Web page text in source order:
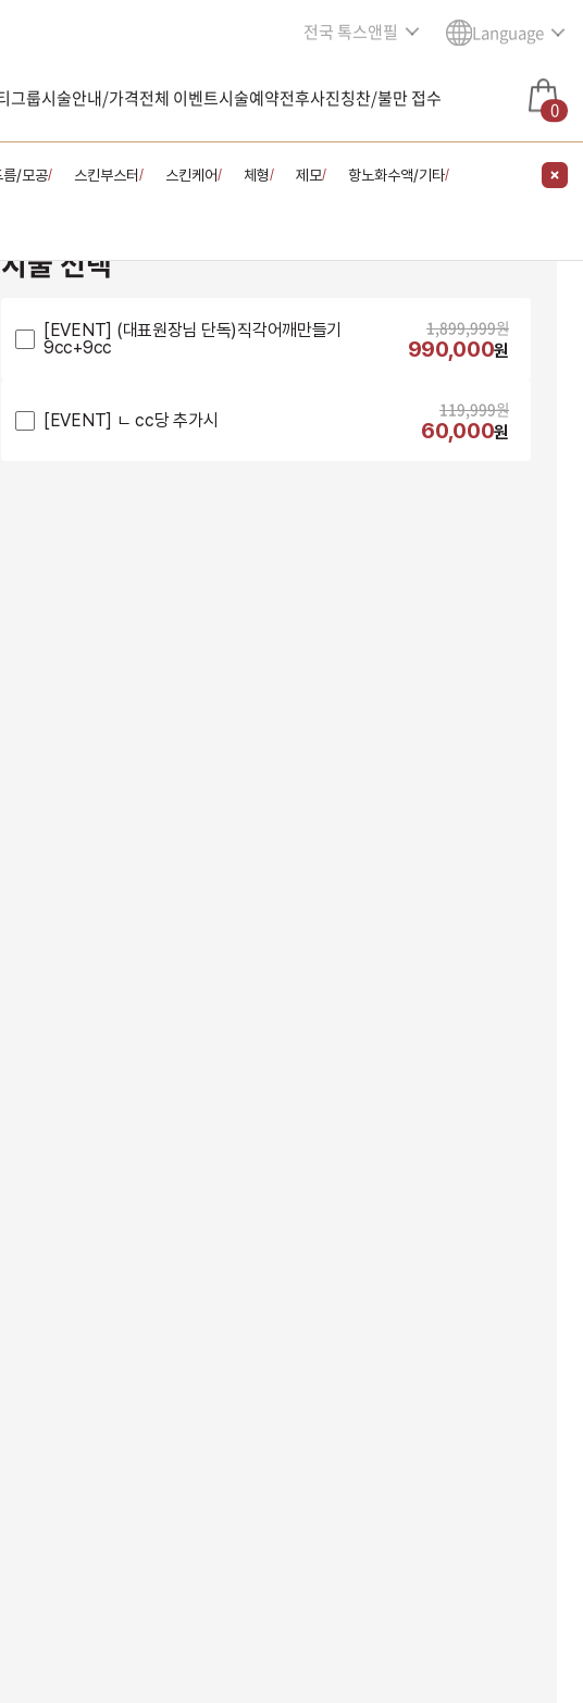
전국 톡스앤필 Language
그룹시술안내/가격전체 이벤트시술예약전후사진칭찬/불만 접수 0
름/모공/ 스킨부스터/ 스킨케어/ 체형/ 제모/ 항노화수액/기타/
시술 선택
[EVENT] (대표원장님 단독)직각어깨만들기
9cc+9cc
1,899,999원
990,000원
[EVENT] ㄴ cc당 추가시 119,999원
60,000원